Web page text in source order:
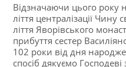
Відзначаючи цього року
ліття централізації
ліття Яворівського
прибуття сестер
102 роки від дня
спосіб дякуємо